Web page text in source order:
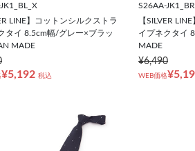
LINE】コットンシルクストラ
タイ 8.5cm幅/グレー×ブラッ
MADE
¥5,192 税込
S26AA-
【SILVER
イプネクタイ
MADE
¥6,490
WEB価格